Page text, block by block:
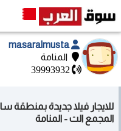
masaralmusta
المنامة
39993932
المجمع الت - المنامة